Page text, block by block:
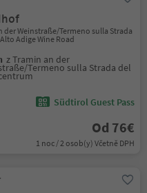
der Weinstraße/Termeno sulla Strada
Adige Wine Road
z Tramin an der
Termeno sulla Strada del
Südtirol Guest Pass
Od 76€
1 noc / 2 osob(y) Včetně DPH